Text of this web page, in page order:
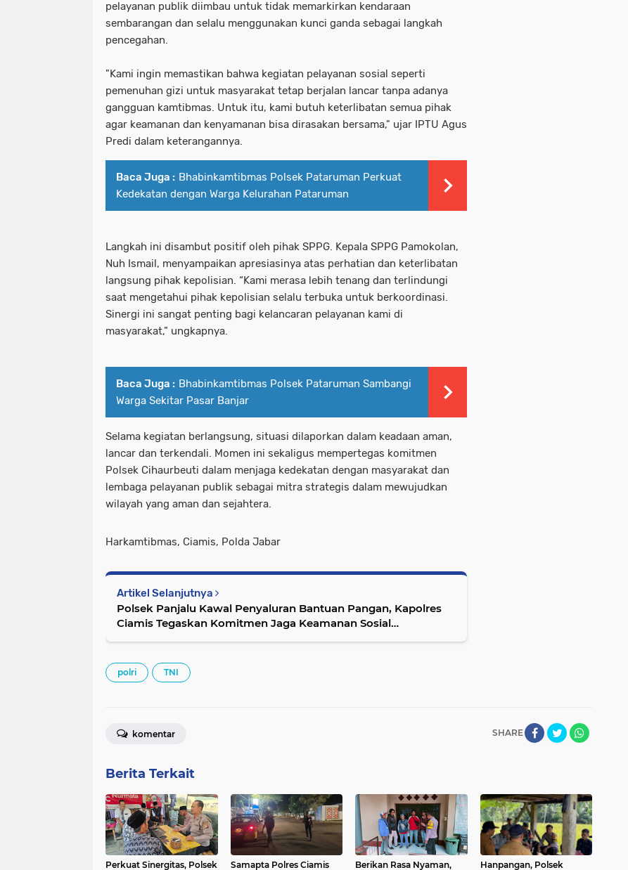
pelayanan publik diimbau untuk tidak memarkirkan kendaraan
sembarangan dan selalu menggunakan kunci ganda sebagai langkah
pencegahan.
"Kami ingin memastikan bahwa kegiatan pelayanan sosial seperti
pemenuhan gizi untuk masyarakat tetap berjalan lancar tanpa adanya
gangguan kamtibmas. Untuk itu, kami butuh keterlibatan semua pihak
agar keamanan dan kenyamanan bisa dirasakan bersama," ujar IPTU Agus
Predi dalam keterangannya.
Baca Juga : Bhabinkamtibmas Polsek Pataruman Perkuat
Kedekatan dengan Warga Kelurahan Pataruman
Langkah ini disambut positif oleh pihak SPPG. Kepala SPPG Pamokolan,
Nuh Ismail, menyampaikan apresiasinya atas perhatian dan keterlibatan
langsung pihak kepolisian. “Kami merasa lebih tenang dan terlindungi
saat mengetahui pihak kepolisian selalu terbuka untuk berkoordinasi.
Sinergi ini sangat penting bagi kelancaran pelayanan kami di
masyarakat,” ungkapnya.
Baca Juga : Bhabinkamtibmas Polsek Pataruman Sambangi
Warga Sekitar Pasar Banjar
Selama kegiatan berlangsung, situasi dilaporkan dalam keadaan aman,
lancar dan terkendali. Momen ini sekaligus mempertegas komitmen
Polsek Cihaurbeuti dalam menjaga kedekatan dengan masyarakat dan
lembaga pelayanan publik sebagai mitra strategis dalam mewujudkan
wilayah yang aman dan sejahtera.
Harkamtibmas, Ciamis, Polda Jabar
Artikel Selanjutnya
Polsek Panjalu Kawal Penyaluran Bantuan Pangan, Kapolres
Ciamis Tegaskan Komitmen Jaga Keamanan Sosial
polri TNI
SHARE
komentar
Berita Terkait
Perkuat Sinergitas, Polsek Samapta Polres Ciamis Berikan Rasa Nyaman, Hanpangan, Polsek